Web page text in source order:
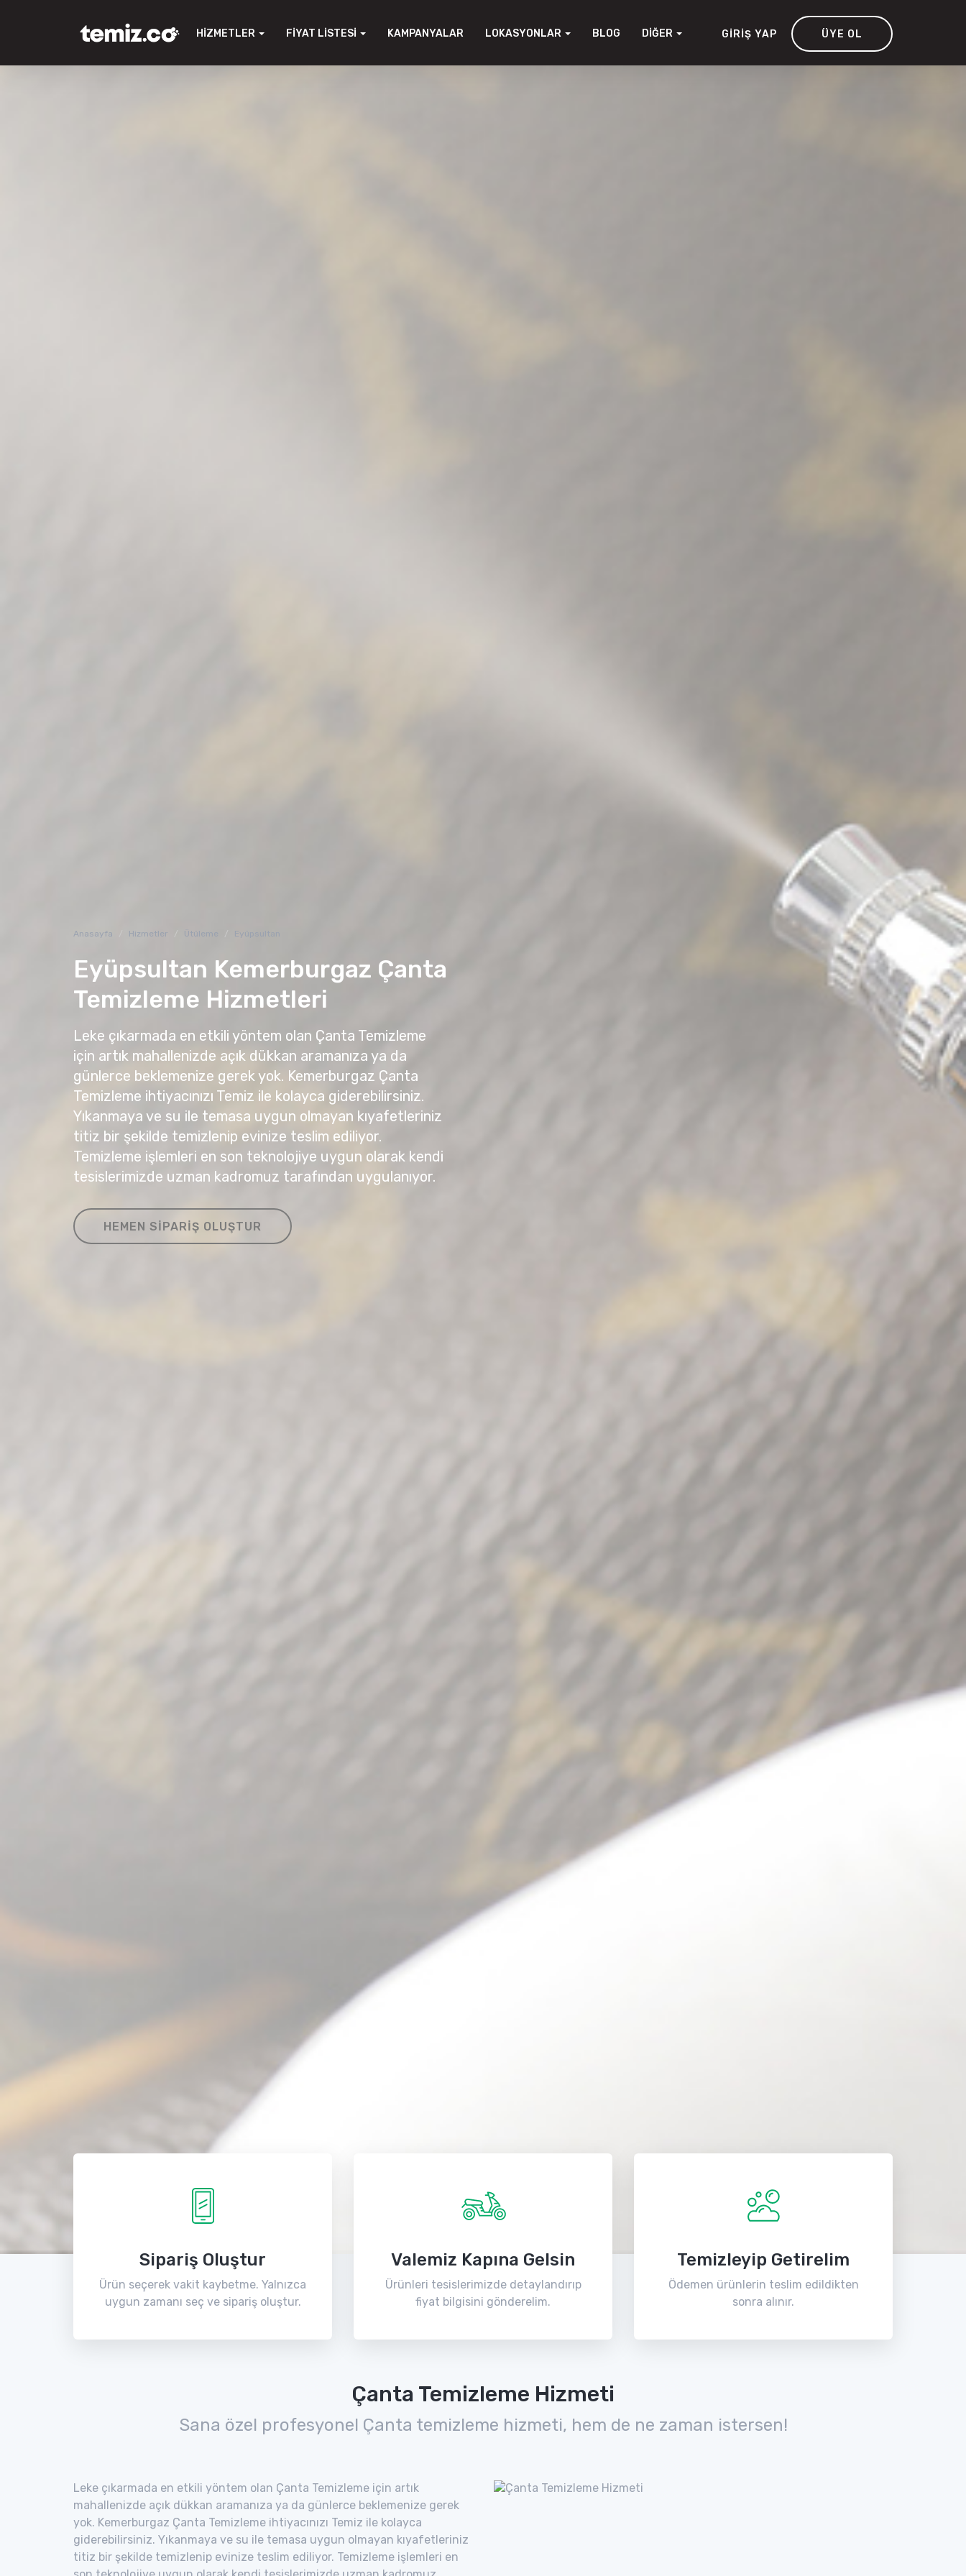
HIZMETLER FIYAT LISTESI KAMPANYALAR LOKASYONLAR BLOG DIĞER GIRIŞ YAP ÜYE OL
Anasayfa Hizmetler Ütüleme Eyüpsultan
Eyüpsultan Kemerburgaz Çanta
Temizleme Hizmetleri
Leke çıkarmada en etkili yöntem olan Çanta Temizleme
için artık mahallenizde açık dükkan aramanıza ya da
günlerce beklemenize gerek yok. Kemerburgaz Çanta
Temizleme ihtiyacınızı Temiz ile kolayca giderebilirsiniz.
Yıkanmaya ve su ile temasa uygun olmayan kıyafetleriniz
titiz bir şekilde temizlenip evinize teslim ediliyor.
Temizleme işlemleri en son teknolojiye uygun olarak kendi
tesislerimizde uzman kadromuz tarafından uygulanıyor.
HEMEN SIPARIŞ OLUŞTUR
Sipariş Oluştur
Ürün seçerek vakit kaybetme. Yalnızca
uygun zamanı seç ve sipariş oluştur.
Valemiz Kapına Gelsin
Ürünleri tesislerimizde detaylandırıp
fiyat bilgisini gönderelim.
Temizleyip Getirelim
Ödemen ürünlerin teslim edildikten
sonra alınır.
Çanta Temizleme Hizmeti
Sana özel profesyonel Çanta temizleme hizmeti, hem de ne zaman istersen!
Leke çıkarmada en etkili yöntem olan Çanta Temizleme için artık
mahallenizde açık dükkan aramanıza ya da günlerce beklemenize gerek
yok. Kemerburgaz Çanta Temizleme ihtiyacınızı Temiz ile kolayca
giderebilirsiniz. Yıkanmaya ve su ile temasa uygun olmayan kıyafetleriniz
titiz bir şekilde temizlenip evinize teslim ediliyor. Temizleme işlemleri en